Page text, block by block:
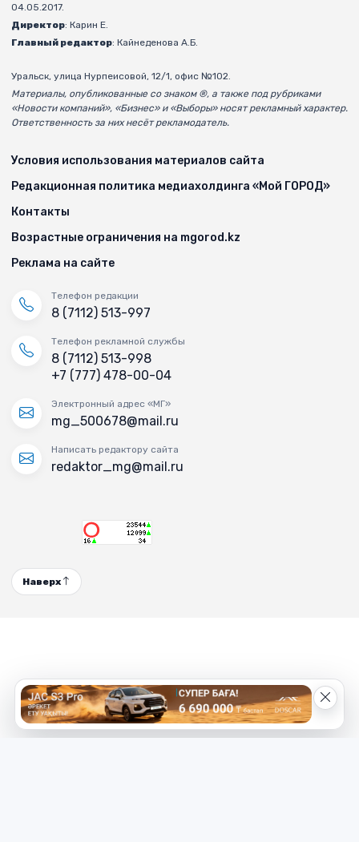
04.05.2017.
Директор: Карин Е.
Главный редактор: Кайнеденова А.Б.
Уральск, улица Нурпеисовой, 12/1, офис №102.
Материалы, опубликованные со знаком ®, а также под рубриками
«Новости компаний», «Бизнес» и «Выборы» носят рекламный характер.
Ответственность за них несёт рекламодатель.
Условия использования материалов сайта
Редакционная политика медиахолдинга «Мой ГОРОД»
Контакты
Возрастные ограничения на mgorod.kz
Реклама на сайте
Телефон редакции
8 (7112) 513-997
Телефон рекламной службы
8 (7112) 513-998
+7 (777) 478-00-04
Электронный адрес «МГ»
mg_500678@mail.ru
Написать редактору сайта
redaktor_mg@mail.ru
Наверх